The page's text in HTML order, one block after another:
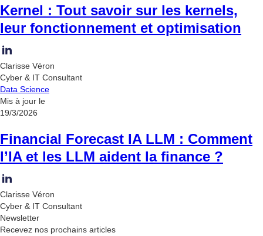
Kernel : Tout savoir sur les kernels,
leur fonctionnement et optimisation
Clarisse Véron
Cyber & IT Consultant
Data Science
Mis à jour le
19/3/2026
Financial Forecast IA LLM : Comment
l’IA et les LLM aident la finance ?
Clarisse Véron
Cyber & IT Consultant
Newsletter
Recevez nos prochains articles